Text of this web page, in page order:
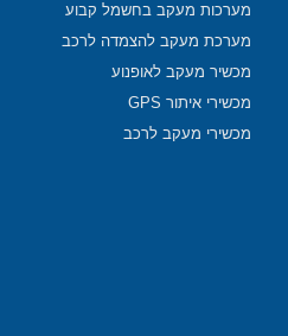
מערכות מעקב בחשמל קבוע
מערכת מעקב להצמדה לרכב
מכשיר מעקב לאופנוע
מכשירי איתור GPS
מכשירי מעקב לרכב